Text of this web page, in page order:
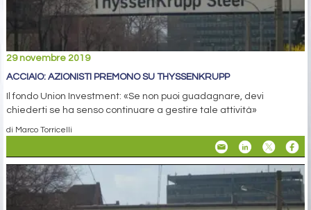
29 novembre 2019
ACCIAIO: AZIONISTI PREMONO SU THYSSENKRUPP
Il fondo Union Investment: «Se non puoi guadagnare, devi
chiederti se ha senso continuare a gestire tale attività»
di Marco Torricelli